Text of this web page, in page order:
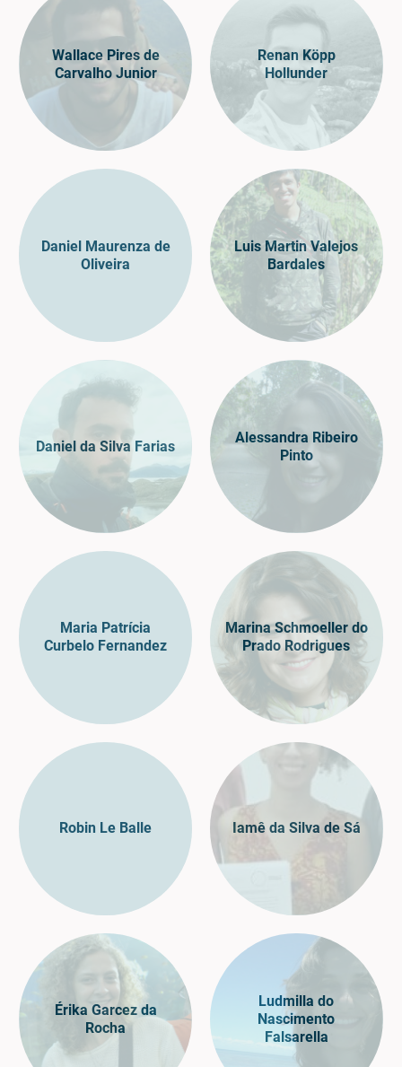
Wallace Pires de
Carvalho Junior
Renan Köpp
Hollunder
Daniel Maurenza de
Oliveira
Luis Martin Valejos
Bardales
Daniel da Silva Farias
Alessandra Ribeiro
Pinto
Maria Patrícia
Curbelo Fernandez
Marina Schmoeller do
Prado Rodrigues
Robin Le Balle Iamê da Silva de Sá
Érika Garcez da
Rocha
Ludmilla do
Nascimento
Falsarella